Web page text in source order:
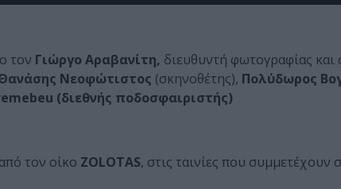
τον Γιώργο Αραβανίτη, διευθυντή φωτογραφίας και
Νεοφώτιστος (σκηνοθέτης), Πολύδωρος
(διεθνής ποδοσφαιριστής)
τον οίκο ZOLOTAS, στις ταινίες που συμμετέχουν